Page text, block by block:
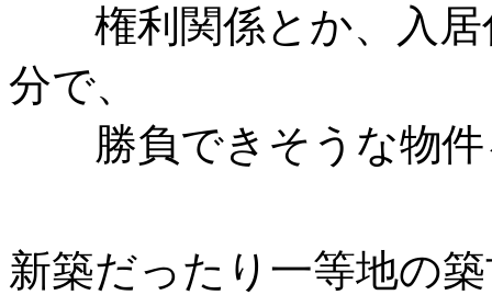
権利関係とか、入居
分で、
勝負できそうな物
新築だったり一等地の